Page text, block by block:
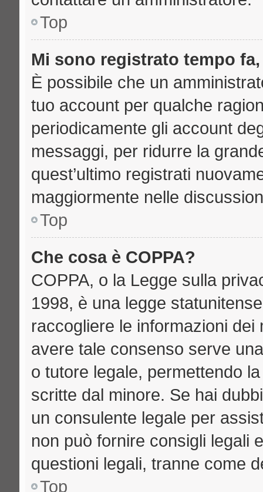
Top
Mi sono registrato tempo
È possibile che un
tuo account per qualche
periodicamente gli account
messaggi, per ridurre la
quest’ultimo registrati
maggiormente nelle
Top
Che cosa è COPPA?
COPPA, o la Legge sulla
1998, è una legge
raccogliere le informazioni
avere tale consenso serve
o tutore legale, permettendo
scritte dal minore. Se hai
un consulente legale per
non può fornire consigli legali
questioni legali, tranne come
Top